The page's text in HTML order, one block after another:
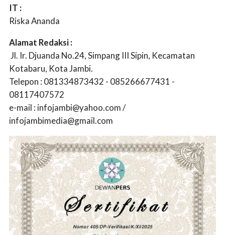
IT :
Riska Ananda
Alamat Redaksi :
Jl. Ir. Djuanda No.24, Simpang III Sipin, Kecamatan
Kotabaru, Kota Jambi.
Telepon : 081334873432 - 085266677431 -
08117407572
e-mail : infojambi@yahoo.com/
infojambimedia@gmail.com